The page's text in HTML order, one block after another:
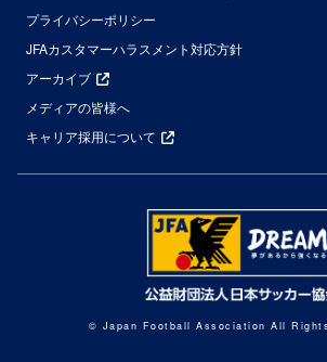
プライバシーポリシー
JFAカスタマーハラスメント対応方針
アーカイブ
メディアの皆様へ
キャリア採用について
© Japan Football Association All